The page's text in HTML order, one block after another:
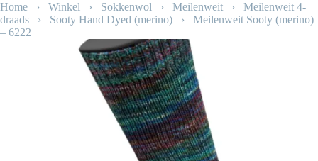
Home › Winkel › Sokkenwol › Meilenweit › Meilenweit 4-
draads › Sooty Hand Dyed (merino) › Meilenweit Sooty (merino)
– 6222